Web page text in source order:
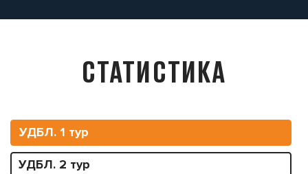
СТАТИСТИКА
УДБЛ. 1 тур
УДБЛ. 2 тур